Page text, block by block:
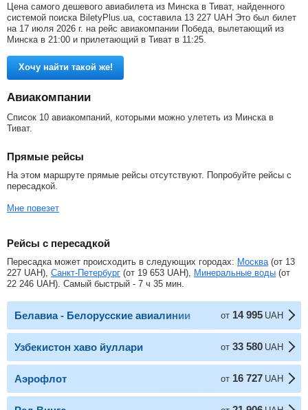
Цена самого дешевого авиабилета из Минска в Тиват, найденного
системой поиска BiletyPlus.ua, составила 13 227 UAH Это был билет
на 17 июля 2026 г. на рейс авиакомпании Победа, вылетающий из
Минска в 21:00 и прилетающий в Тиват в 11:25.
Хочу найти такой же!
Авиакомпании
Список 10 авиакомпаний, которыми можно улететь из Минска в
Тиват.
Прямые рейсы
На этом маршруте прямые рейсы отсутствуют. Попробуйте рейсы с
пересадкой.
Мне повезет
Рейсы с пересадкой
Пересадка может происходить в следующих городах: Москва (от 13
227 UAH), Санкт-Петербург (от 19 653 UAH), Минеральные воды (от
22 246 UAH). Самый быстрый - 7 ч 35 мин.
Белавиа - Белорусские авиалинии от 14 995 UAH
Узбекистон хаво йуллари от 33 580 UAH
Аэрофлот от 16 727 UAH